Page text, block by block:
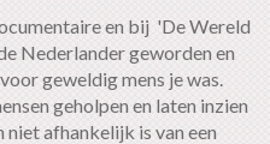
en bij 'De Wereld
Nederlander geworden en
geweldig mens je was.
geholpen en laten inzien
afhankelijk is van een